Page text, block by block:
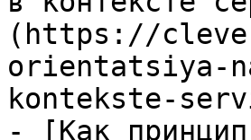
(https://
orientatsiya-
kontekste-
- [Как